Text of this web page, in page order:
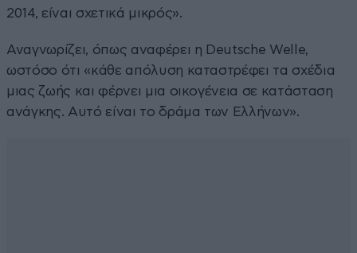
2014, είναι σχετικά μικρός».
Αναγνωρίζει, όπως αναφέρει η Deutsche Welle,
ωστόσο ότι «κάθε απόλυση καταστρέφει τα σχέδια
μιας ζωής και φέρνει μια οικογένεια σε κατάσταση
ανάγκης. Αυτό είναι το δράμα των Ελλήνων».